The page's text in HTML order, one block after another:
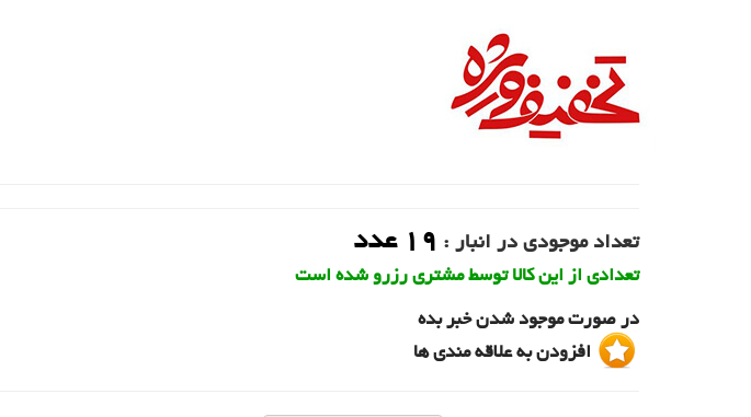
تعداد موجودی در انبار : 19 عدد
تعدادی از این کالا توسط مشتری رزرو شده است
در صورت موجود شدن خبر بده
افزودن به علاقه مندی ها